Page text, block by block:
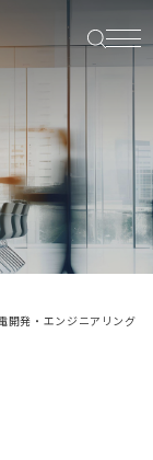
開発・エンジニアリング